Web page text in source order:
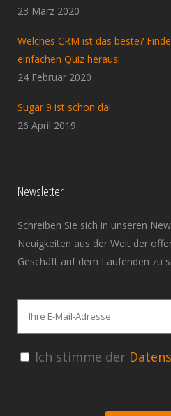
23 März 2020
Welches CRM ist das beste?
einfachen Quiz heraus!
24 Februar 2020
Sugar 9 ist schon da!
26 April 2019
Newsletter
Schreiben Sie sich in unseren
Neuigkeiten aus der Welt der
Geschäft auf dem Laufenden zu
Ich stimme der